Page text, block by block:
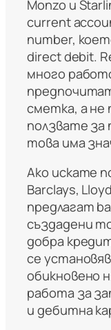
Monzo и
current
number,
direct debit.
много
предпочитат
сметка, а не
ползвате за
това има
Ако искате
Barclays,
предлагат
създадени
добра
се
обикновено
работа за
и дебитна